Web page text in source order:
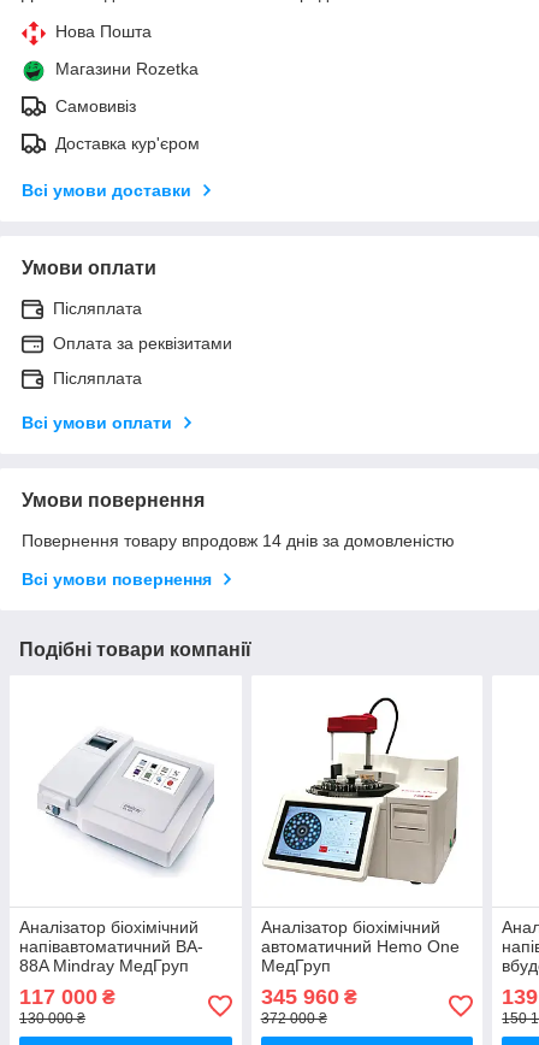
Нова Пошта
Магазини Rozetka
Самовивіз
Доставка кур'єром
Всі умови доставки
Умови оплати
Післяплата
Оплата за реквізитами
Післяплата
Всі умови оплати
Умови повернення
Повернення товару впродовж 14 днів за домовленістю
Всі умови повернення
Подібні товари компанії
Аналізатор біохімічний
напівавтоматичний BA-
88A Mindray МедГруп
117 000 ₴
130 000 ₴
Аналізатор біохімічний
автоматичний Hemo One
МедГруп
345 960₴
372 000 ₴ 150